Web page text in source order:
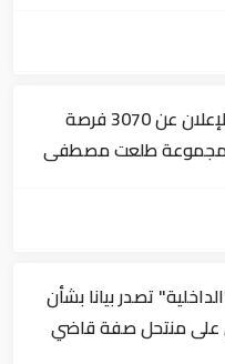
مصر: الإعلان عن 3070 فرصة
طلعت مصطفى
تصدر بيانا بشأن
على منتحل صفة قاضي